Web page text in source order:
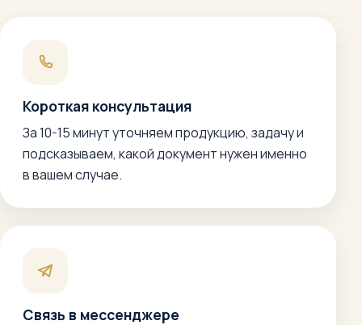
Короткая консультация
За 10-15 минут уточняем продукцию, задачу и
подсказываем, какой документ нужен именно
в вашем случае.
Связь в мессенджере